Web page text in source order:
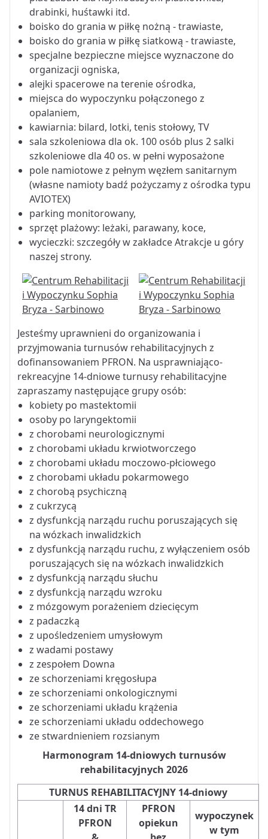
drabinki, huśtawki itd.
boisko do grania w piłkę nożną - trawiaste,
boisko do grania w piłkę siatkową - trawiaste,
specjalne bezpieczne miejsce wyznaczone do
organizacji ogniska,
alejki spacerowe na terenie ośrodka,
miejsca do wypoczynku połączonego z
opalaniem,
kawiarnia: bilard, lotki, tenis stołowy, TV
sala szkoleniowa dla ok. 100 osób plus 2 salki
szkoleniowe dla 40 os. w pełni wyposażone
pole namiotowe z pełnym węzłem sanitarnym
(własne namioty badź pożyczamy z ośrodka typu
AVIOTEX)
parking monitorowany,
sprzęt plażowy: leżaki, parawany, koce,
wycieczki: szczegóły w zakładce Atrakcje u góry
naszej strony.
Jesteśmy uprawnieni do organizowania i
przyjmowania turnusów rehabilitacyjnych z
dofinansowaniem PFRON. Na usprawniająco-
rekreacyjne 14-dniowe turnusy rehabilitacyjne
zapraszamy następujące grupy osób:
kobiety po mastektomii
osoby po laryngektomii
z chorobami neurologicznymi
z chorobami układu krwiotworczego
z chorobami układu moczowo-płciowego
z chorobami układu pokarmowego
z chorobą psychiczną
z cukrzycą
z dysfunkcją narządu ruchu poruszających się
na wózkach inwalidzkich
z dysfunkcją narządu ruchu, z wyłączeniem osób
poruszających się na wózkach inwalidzkich
z dysfunkcją narządu słuchu
z dysfunkcją narządu wzroku
z mózgowym porażeniem dziecięcym
z padaczką
z upośledzeniem umysłowym
z wadami postawy
z zespołem Downa
ze schorzeniami kręgosłupa
ze schorzeniami onkologicznymi
ze schorzeniami układu krążenia
ze schorzeniami układu oddechowego
ze stwardnieniem rozsianym
Harmonogram 14-dniowych turnusów
rehabilitacyjnych 2026
TURNUS REHABILITACYJNY 14-dniowy
14 dni TR
PFRON
PFRON
opiekun
wypoczynek
w tym